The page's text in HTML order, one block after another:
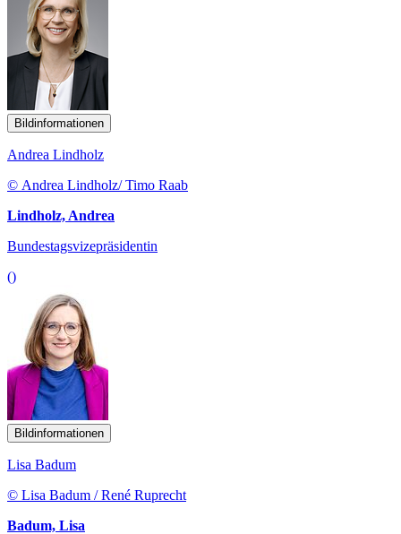
Bildinformationen
Andrea Lindholz
© Andrea Lindholz/ Timo Raab
Lindholz, Andrea
Bundestagsvizepräsidentin
()
Bildinformationen
Lisa Badum
© Lisa Badum / René Ruprecht
Badum, Lisa